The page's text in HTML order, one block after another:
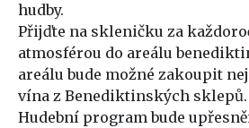
hudby.
Přijďte na skleničku za
atmosférou do areálu
areálu bude možné zakoupit
vína z Benediktinských sklepů.
Hudební program bude